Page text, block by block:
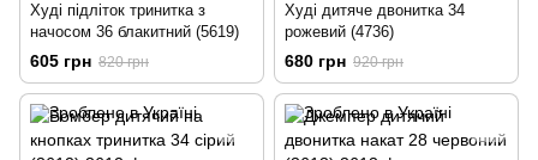
Худі підліток тринитка з
начосом 36 блакитний (5619)
605 грн 820 грн
Худі дитяче двонитка 34
рожевий (4736)
680 грн 920 грн